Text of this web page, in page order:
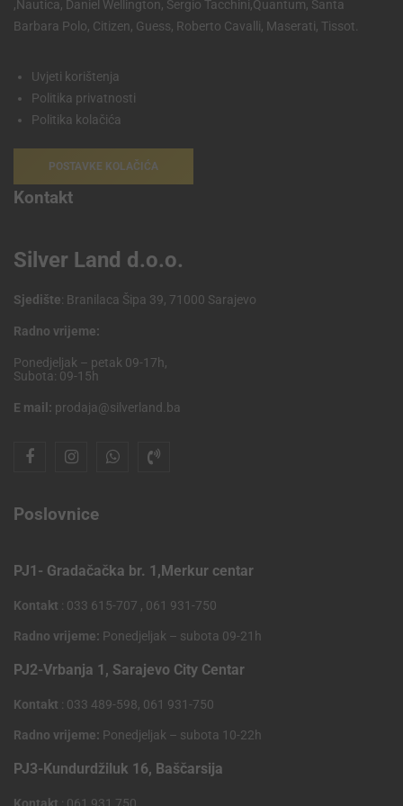
,Nautica, Daniel Wellington, Sergio Tacchini,Quantum, Santa
Barbara Polo, Citizen, Guess, Roberto Cavalli, Maserati, Tissot.
Uvjeti korištenja
Politika privatnosti
Politika kolačića
POSTAVKE KOLAČIĆA
Kontakt
Silver Land d.o.o.
Sjedište: Branilaca Šipa 39, 71000 Sarajevo
Radno vrijeme:
Ponedjeljak – petak 09-17h,
Subota: 09-15h
E mail: prodaja@silverland.ba
Poslovnice
PJ1- Gradačačka br. 1,Merkur centar
Kontakt : 033 615-707 , 061 931-750
Radno vrijeme: Ponedjeljak – subota 09-21h
PJ2-Vrbanja 1, Sarajevo City Centar
Kontakt : 033 489-598, 061 931-750
Radno vrijeme: Ponedjeljak – subota 10-22h
PJ3-Kundurdžiluk 16, Baščarsija